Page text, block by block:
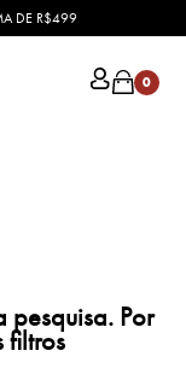
DE R$499
0
pesquisa. Por
filtros